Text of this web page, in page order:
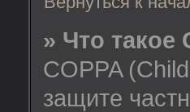
» Что такое
COPPA
защите